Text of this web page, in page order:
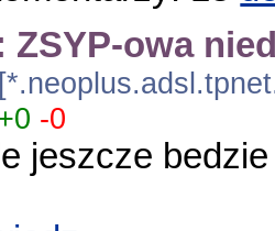
ZSYP-owa
-0
jeszcze